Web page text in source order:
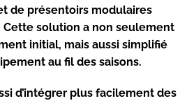
de présentoirs modulaires
Cette solution a non seulement
initial, mais aussi simplifié
au fil des saisons.
d’intégrer plus facilement des